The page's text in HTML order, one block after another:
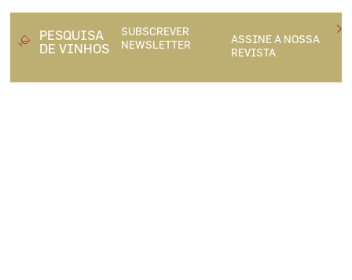
PESQUISA
DE VINHOS
SUBSCREVER
NEWSLETTER
ASSINE A NOSSA
REVISTA